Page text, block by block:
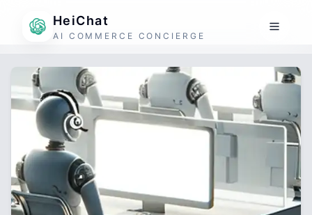
HeiChat
AI COMMERCE CONCIERGE